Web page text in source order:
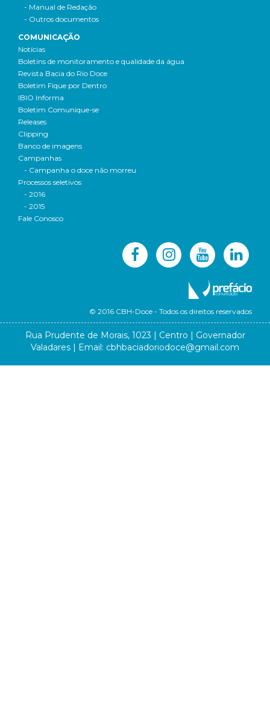
- Manual de Redação
- Outros documentos
COMUNICAÇÃO
Notícias
Boletins de monitoramento e qualidade da água
Revista Bacia do Rio Doce
Boletim Fique por Dentro
IBIO Informa
Boletim Comunique-se
Releases
Clipping
Banco de imagens
Campanhas
- Campanha o doce não morreu
Processos seletivos
- 2016
- 2015
Fale Conosco
© 2016 CBH-Doce - Todos os direitos reservados
Rua Prudente de Morais, 1023 | Centro | Governador
Valadares | Email: cbhbaciadoriodoce@gmail.com